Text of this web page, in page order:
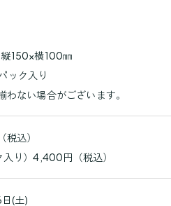
150×横100㎜
ック入り
ない場合がございます。
込）
り）4,400円（税込）
(土)